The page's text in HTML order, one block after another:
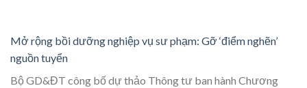
Mở rộng bồi dưỡng nghiệp vụ sư phạm: Gỡ ‘điểm nghẽn’
nguồn tuyển
Bộ GD&ĐT công bố dự thảo Thông tư ban hành Chương